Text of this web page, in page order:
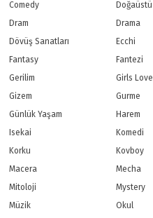
Comedy
Doğaüstü
Dram
Drama
Dövüş Sanatları
Ecchi
Fantasy
Fantezi
Gerilim
Girls Love
Gizem
Gurme
Günlük Yaşam
Harem
Isekai
Komedi
Korku
Kovboy
Macera
Mecha
Mitoloji
Mystery
Müzik
Okul